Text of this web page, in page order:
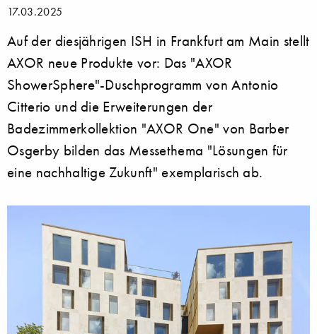
17.03.2025
Auf der diesjährigen ISH in Frankfurt am Main stellt
AXOR neue Produkte vor: Das "AXOR
ShowerSphere"-Duschprogramm von Antonio
Citterio und die Erweiterungen der
Badezimmerkollektion "AXOR One" von Barber
Osgerby bilden das Messethema "Lösungen für
eine nachhaltige Zukunft" exemplarisch ab.